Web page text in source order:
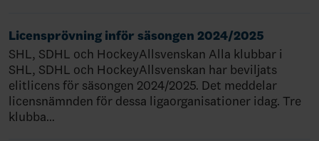
Licensprövning inför säsongen 2024/2025
SHL, SDHL och HockeyAllsvenskan Alla klubbar i
SHL, SDHL och HockeyAllsvenskan har beviljats
elitlicens för säsongen 2024/2025. Det meddelar
licensnämnden för dessa ligaorganisationer idag. Tre
klubba…